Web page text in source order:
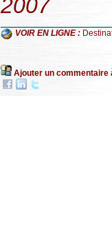
2007
VOIR EN LIGNE :
Ajouter un commentaire